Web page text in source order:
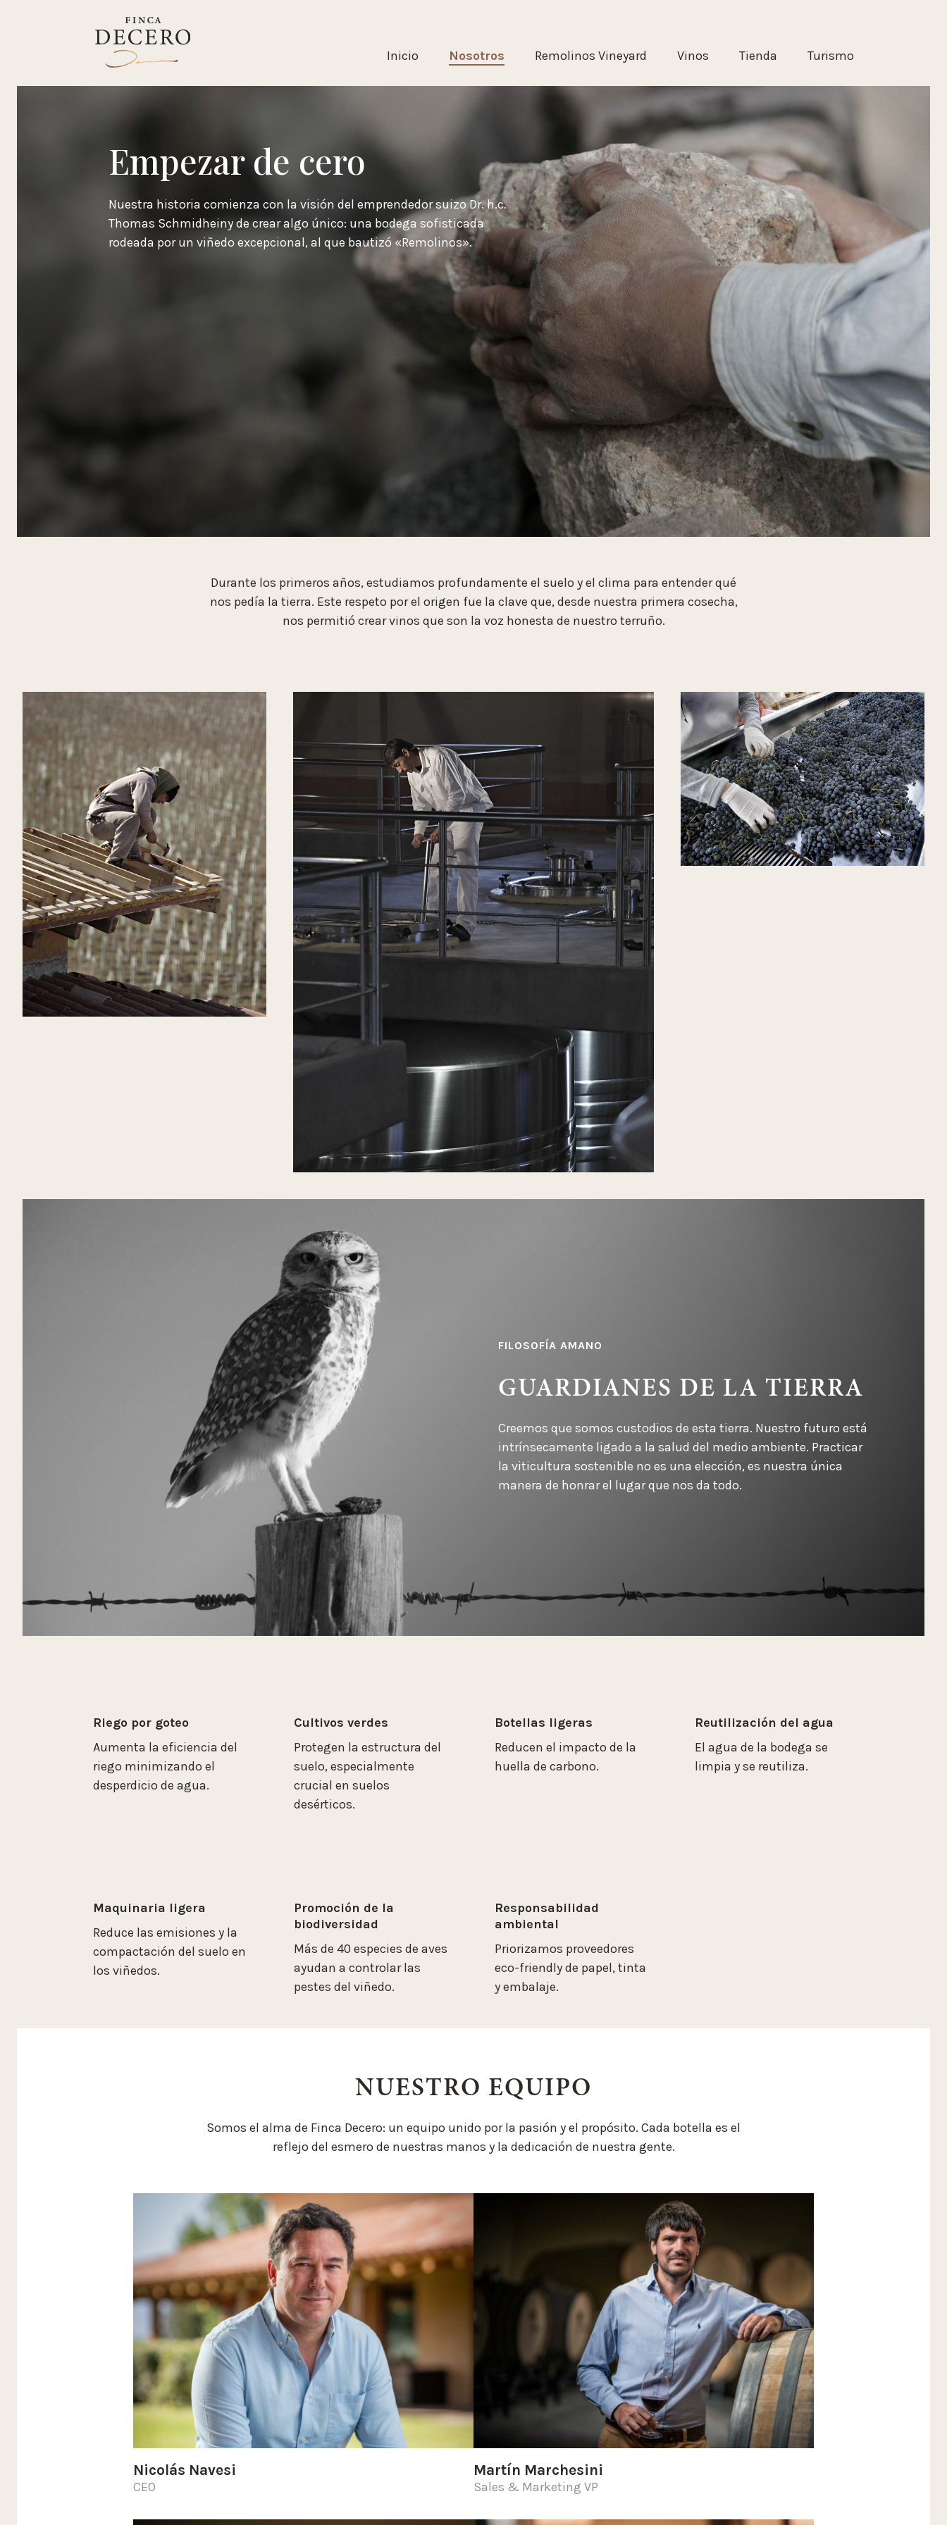
Inicio Nosotros Remolinos Vineyard Vinos Tienda Turismo
Empezar de cero
Nuestra historia comienza con la visión del emprendedor suizo Dr. h.c.
Thomas Schmidheiny de crear algo único: una bodega sofisticada
rodeada por un viñedo excepcional, al que bautizó «Remolinos».
Durante los primeros años, estudiamos profundamente el suelo y el clima para entender qué
nos pedía la tierra. Este respeto por el origen fue la clave que, desde nuestra primera cosecha,
nos permitió crear vinos que son la voz honesta de nuestro terruño.
FILOSOFÍA AMANO
GUARDIANES DE LA TIERRA
Creemos que somos custodios de esta tierra. Nuestro futuro está
intrínsecamente ligado a la salud del medio ambiente. Practicar
la viticultura sostenible no es una elección, es nuestra única
manera de honrar el lugar que nos da todo.
Riego por goteo
Aumenta la eficiencia del
riego minimizando el
desperdicio de agua.
Cultivos verdes
Protegen la estructura del
suelo, especialmente
crucial en suelos
desérticos.
Botellas ligeras
Reducen el impacto de la
huella de carbono.
Reutilización del agua
El agua de la bodega se
limpia y se reutiliza.
Maquinaria ligera
Reduce las emisiones y la
compactación del suelo en
los viñedos.
Promoción de la
biodiversidad
Más de 40 especies de aves
ayudan a controlar las
pestes del viñedo.
Responsabilidad
ambiental
Priorizamos proveedores
eco-friendlyde papel, tinta
y embalaje.
NUESTRO EQUIPO
Somos el alma de Finca Decero: un equipo unido por la pasión y el propósito. Cada botella es el
reflejo del esmero de nuestras manos y la dedicación de nuestra gente.
Nicolás Navesi
CEO
Martín Marchesini
Sales & Marketing VP